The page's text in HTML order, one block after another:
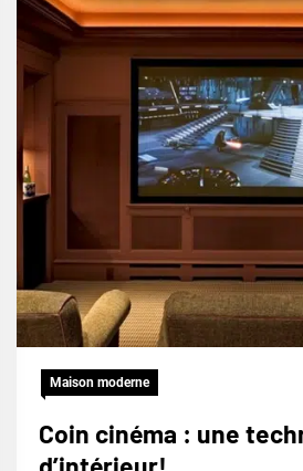
Maison moderne
Coin cinéma : une